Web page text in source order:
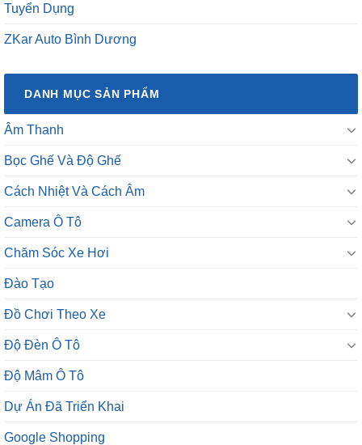
Tuyển Dụng
ZKar Auto Bình Dương
DANH MỤC SẢN PHẨM
Âm Thanh
Bọc Ghế Và Độ Ghế
Cách Nhiệt Và Cách Âm
Camera Ô Tô
Chăm Sóc Xe Hơi
Đào Tạo
Đồ Chơi Theo Xe
Độ Đèn Ô Tô
Độ Mâm Ô Tô
Dự Án Đã Triển Khai
Google Shopping